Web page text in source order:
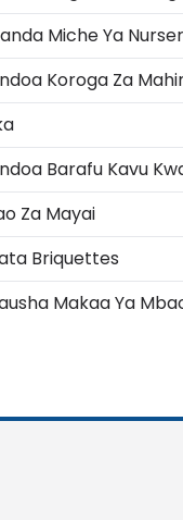
Miche Ya
Koroga Za
Barafu Kavu
Za Mayai
Briquettes
Makaa Ya